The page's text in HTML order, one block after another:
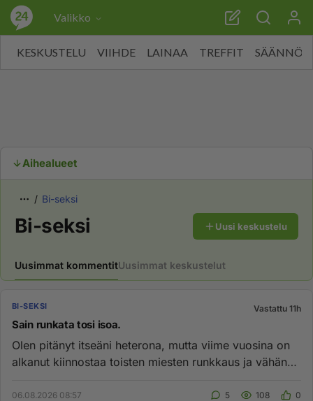
Valikko
KESKUSTELU VIIHDE LAINAA TREFFIT SÄÄNNÖT
Aihealueet
Bi-seksi
Bi-seksi Uusi keskustelu
Uusimmat kommentitUusimmat keskustelut
BI-SEKSI Vastattu 11h
Sain runkata tosi isoa.
Olen pitänyt itseäni heterona, mutta viime vuosina on
alkanut kiinnostaa toisten miesten runkkaus ja vähän
06.08.2026 08:57 5 108 0